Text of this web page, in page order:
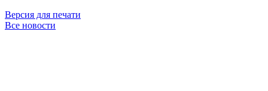
Версия для печати
Все новости